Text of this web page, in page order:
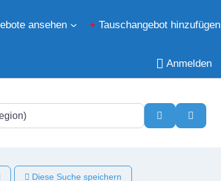
ansehen Tauschangebot hinzufügen
Anmelden
Suchen
Diese Suche speichern